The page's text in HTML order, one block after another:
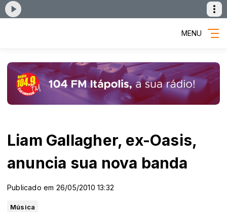
MENU
Liam Gallagher, ex-Oasis,
anuncia sua nova banda
Publicado em 26/05/2010 13:32
Música